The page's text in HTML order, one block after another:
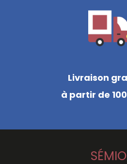
Livraison
à partir de
SÉMIO